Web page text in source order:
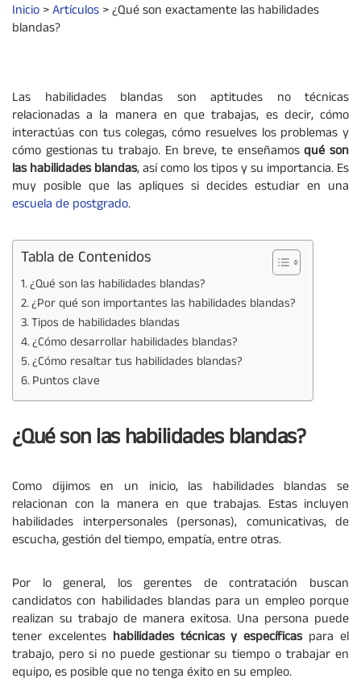
Inicio>Artículos>¿Qué son exactamente las habilidades
blandas?
Las habilidades blandas son aptitudes no técnicas
relacionadas a la manera en que trabajas, es decir, cómo
interactúas con tus colegas, cómo resuelves los problemas y
cómo gestionas tu trabajo. En breve, te enseñamosqué son
las habilidades blandas, así como los tipos y su importancia. Es
muy posible que las apliques si decides estudiar en una
escuela de postgrado.
Tabla de Contenidos
¿Qué son las habilidades blandas?
¿Por qué son importantes las habilidades blandas?
Tipos de habilidades blandas
¿Cómo desarrollar habilidades blandas?
¿Cómo resaltar tus habilidades blandas?
Puntos clave
¿Qué son las habilidades blandas?
Como dijimos en un inicio, las habilidades blandas se
relacionan con la manera en que trabajas. Estas incluyen
habilidades interpersonales (personas), comunicativas, de
escucha, gestión del tiempo, empatía, entre otras.
Por lo general, los gerentes de contratación buscan
candidatos con habilidades blandas para un empleo porque
realizan su trabajo de manera exitosa. Una persona puede
tener excelentes habilidades técnicas y específicaspara el
trabajo, pero si no puede gestionar su tiempo o trabajar en
equipo, es posible que no tenga éxito en su empleo.